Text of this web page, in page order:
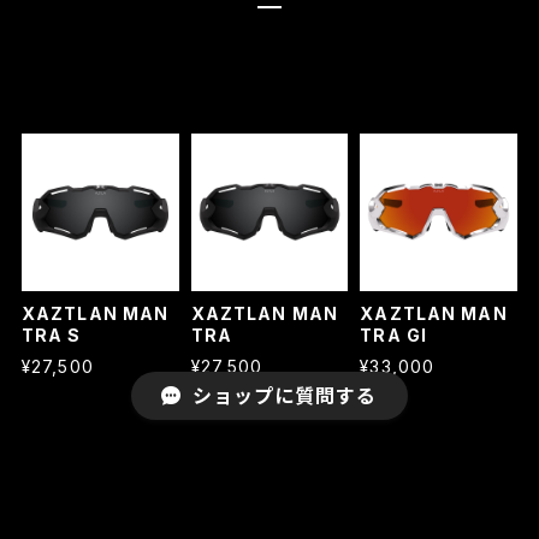
XAZTLAN MAN
TRA S
¥27,500
XAZTLAN MAN
TRA
¥27,500
XAZTLAN MAN
TRA GI
¥33,000
ショップに質問する